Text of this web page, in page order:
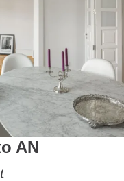
AN